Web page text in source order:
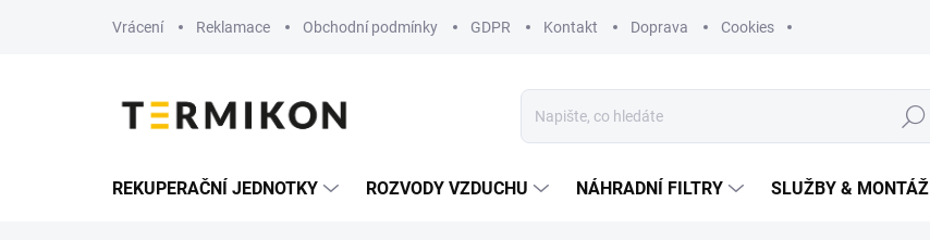
Vrácení Reklamace Obchodní podmínky GDPR Kontakt Doprava Cookies
Hledat
REKUPERAČNÍ JEDNOTKY ROZVODY VZDUCHU NÁHRADNÍ FILTRY SLUŽBY & MONTÁŽ